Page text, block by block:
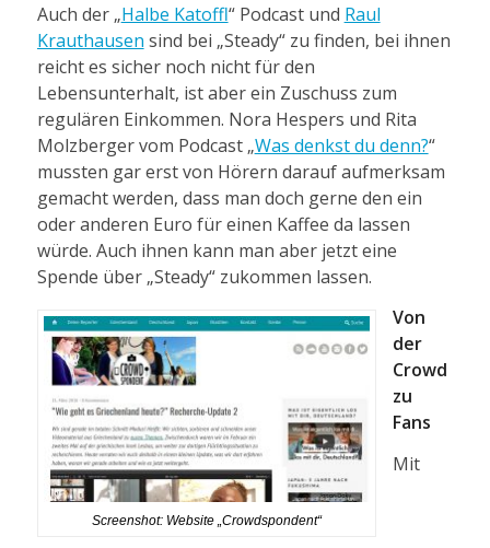
Auch der „Halbe Katoffl“ Podcast und Raul
Krauthausen sind bei „Steady“ zu finden, bei ihnen
reicht es sicher noch nicht für den
Lebensunterhalt, ist aber ein Zuschuss zum
regulären Einkommen. Nora Hespers und Rita
Molzberger vom Podcast „Was denkst du denn?“
mussten gar erst von Hörern darauf aufmerksam
gemacht werden, dass man doch gerne den ein
oder anderen Euro für einen Kaffee da lassen
würde. Auch ihnen kann man aber jetzt eine
Spende über „Steady“ zukommen lassen.
Screenshot: Website „Crowdspondent“
Von
der
Crowd
zu
Fans
Mit